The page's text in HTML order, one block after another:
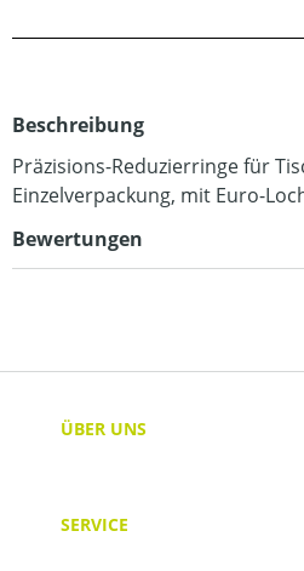
Beschreibung
Präzisions-Reduzierringe für
Einzelverpackung, mit Euro-
Bewertungen
ÜBER UNS
SERVICE